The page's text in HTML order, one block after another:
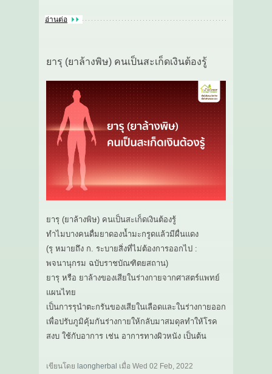
อ่านต่อ
ยารุ (ยาล้างพิษ) คนเป็นสะเก็ดเงินต้องรู้
ยารุ (ยาล้างพิษ) คนเป็นสะเก็ดเงินต้องรู้
ทำไมบางคนดื่มยาดองน้ำมะกรูดแล้วมีผื่นแดง
(รุ หมายถึง ก. ระบายสิ่งที่ไม่ต้องการออกไป :
พจนานุกรม ฉบับราชบัณฑิตยสถาน)
ยารุ หรือ ยาล้างของเสียในร่างกายจากศาสตร์แพทย์
แผนไทย
เป็นการรุนำตะกรันของเสียในเลือดและในร่างกายออก
เพื่อปรับภูมิคุ้มกันร่างกายให้กลับมาสมดุลทำให้โรค
สงบ ใช้กับอาการ เช่น อาการทางผิวหนัง เป็นต้น
เขียนโดย laongherbal เมื่อ Wed 02 Feb, 2022